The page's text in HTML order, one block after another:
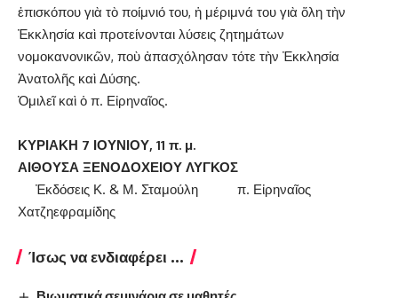
ἐπισκόπου γιὰ τὸ ποίμνιό του, ἡ μέριμνά του γιὰ ὅλη τὴν
Ἐκκλησία καὶ προτείνονται λύσεις ζητημάτων
νομοκανονικῶν, ποὺ ἀπασχόλησαν τότε τὴν Ἐκκλησία
Ἀνατολῆς καὶ Δύ­σης.
Ὁμιλεῖ καὶ ὁ π. Εἰρηναῖος.
ΚΥΡΙΑΚΗ 7 ΙΟΥΝΙΟΥ, 11 π. μ.
ΑΙΘΟΥΣΑ ΞΕΝΟΔΟΧΕΙΟΥ ΛΥΓΚΟΣ
Ἐκδόσεις Κ. & Μ. Σταμούλη π. Εἰρηναῖος
Χατζηεφραμίδης
Ίσως να ενδιαφέρει ...